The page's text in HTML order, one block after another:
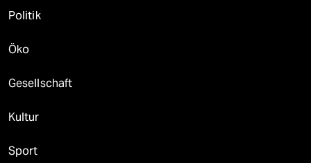
Politik
Öko
Gesellschaft
Kultur
Sport